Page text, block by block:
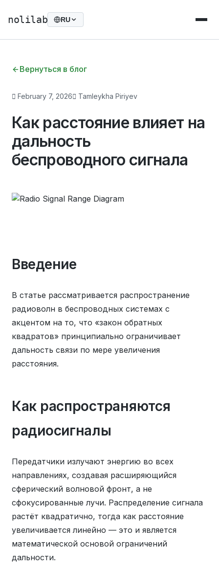
nolilab RU
Вернуться в блог
February 7, 2026 Tamleykha Piriyev
Как расстояние влияет на
дальность
беспроводного сигнала
Введение
В статье рассматривается распространение
радиоволн в беспроводных системах с
акцентом на то, что «закон обратных
квадратов» принципиально ограничивает
дальность связи по мере увеличения
расстояния.
Как распространяются
радиосигналы
Передатчики излучают энергию во всех
направлениях, создавая расширяющийся
сферический волновой фронт, а не
сфокусированные лучи. Распределение сигнала
растёт квадратично, тогда как расстояние
увеличивается линейно — это и является
математической основой ограничений
дальности.